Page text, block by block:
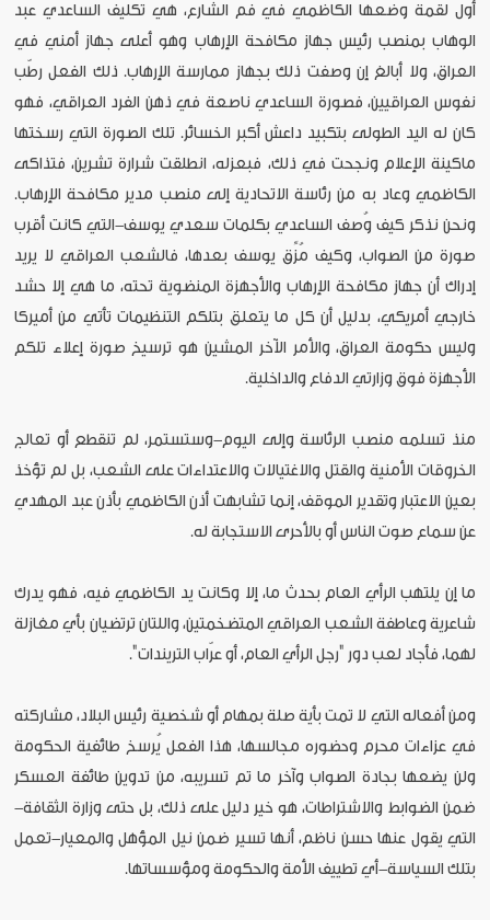
أول لقمة وضعها الكاظمي في فم الشارع، هي تكليف الساعدي عبد
الوهاب بمنصب رئيس جهاز مكافحة الإرهاب وهو أعلى جهاز أمني في
العراق، ولا أبالغ إن وصفت ذلك بجهاز ممارسة الإرهاب. ذلك الفعل رطّب
نفوس العراقيين، فصورة الساعدي ناصعة في ذهن الفرد العراقي، فهو
كان له اليد الطولى بتكبيد داعش أكبر الخسائر. تلك الصورة التي رسختها
ماكينة الإعلام ونجحت في ذلك، فبعزله، انطلقت شرارة تشرين، فتذاكى
الكاظمي وعاد به من رئاسة الاتحادية إلى منصب مدير مكافحة الإرهاب.
ونحن نذكر كيف وُصف الساعدي بكلمات سعدي يوسف-التي كانت أقرب
صورة من الصواب، وكيف مُزِّق يوسف بعدها، فالشعب العراقي لا يريد
إدراك أن جهاز مكافحة الإرهاب والأجهزة المنضوية تحته، ما هي إلا حشد
خارجي أمريكي، بدليل أن كل ما يتعلق بتلكم التنظيمات تأتي من أميركا
وليس حكومة العراق، والأمر الآخر المشين هو ترسيخ صورة إعلاء تلكم
الأجهزة فوق وزارتي الدفاع والداخلية.
منذ تسلمه منصب الرئاسة وإلى اليوم-وستستمر، لم تنقطع أو تعالج
الخروقات الأمنية والقتل والاغتيالات والاعتداءات على الشعب، بل لم تؤخذ
بعين الاعتبار وتقدير الموقف، إنما تشابهت أذن الكاظمي بأذن عبد المهدي
عن سماع صوت الناس أو بالأحرى الاستجابة له.
ما إن يلتهب الرأي العام بحدث ما، إلا وكانت يد الكاظمي فيه، فهو يدرك
شاعرية وعاطفة الشعب العراقي المتضخمتين، واللتان ترتضيان بأي مغازلة
لهما، فأجاد لعب دور "رجل الرأي العام، أو عرّاب التريندات".
ومن أفعاله التي لا تمت بأية صلة بمهام أو شخصية رئيس البلاد، مشاركته
في عزاءات محرم وحضوره مجالسها، هذا الفعل يُرسخ طائفية الحكومة
ولن يضعها بجادة الصواب وآخر ما تم تسريبه، من تدوين طائفة العسكر
ضمن الضوابط والاشتراطات، هو خير دليل على ذلك، بل حتى وزارة الثقافة-
التي يقول عنها حسن ناظم، أنها تسير ضمن نيل المؤهل والمعيار-تعمل
بتلك السياسة-أي تطييف الأمة والحكومة ومؤسساتها.